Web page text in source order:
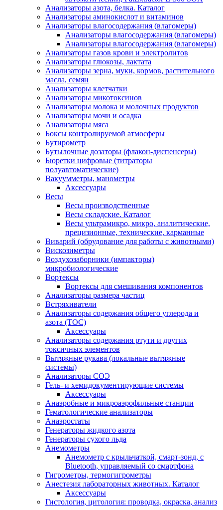
Анализаторы азота, белка. Каталог
Анализаторы аминокислот и витаминов
Анализаторы влагосодержания (влагомеры)
Анализаторы влагосодержания (влагомеры)
Анализаторы влагосодержания (влагомеры)
Анализаторы газов крови и электролитов
Анализаторы глюкозы, лактата
Анализаторы зерна, муки, кормов, растительного
масла, семян
Анализаторы клетчатки
Анализаторы микотоксинов
Анализаторы молока и молочных продуктов
Анализаторы мочи и осадка
Анализаторы мяса
Боксы контролируемой атмосферы
Бутирометр
Бутылочные дозаторы (флакон-диспенсеры)
Бюретки цифровые (титраторы
полуавтоматические)
Вакуумметры, манометры
Аксессуары
Весы
Весы производственные
Весы складские. Каталог
Весы ультрамикро, микро, аналитические,
прецизионные, технические, карманные
Виварий (обрудование для работы с животными)
Вискозиметры
Воздухозаборники (импакторы)
микробиологические
Вортексы
Вортексы для смешивания компонентов
Анализаторы размера частиц
Встряхиватели
Анализаторы содержания общего углерода и
азота (ТОС)
Аксессуары
Анализаторы содержания ртути и других
токсичных элементов
Вытяжные рукава (локальные вытяжные
системы)
Анализаторы СОЭ
Гель- и хемидокументирующие системы
Аксессуары
Анаэробные и микроаэрофильные станции
Гематологические анализаторы
Анаэростаты
Генераторы жидкого азота
Генераторы сухого льда
Анемометры
Анемометр с крыльчаткой, смарт-зонд, с
Bluetooth, управляемый со смартфона
Гигрометры, термогигрометры
Анестезия лабораторных животных. Каталог
Аксессуары
Гистология, цитология: проводка, окраска, анализ